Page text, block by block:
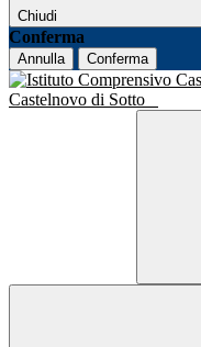
Chiudi
Conferma
Annulla Conferma
Castelnovo di Sotto